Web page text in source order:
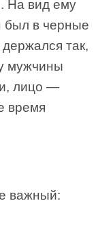
На вид ему
был в черные
так,
мужчины
лицо —
время
важный: